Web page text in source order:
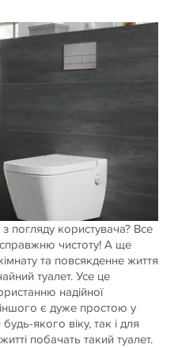
погляду користувача? Все
чистоту! А ще
та повсякденне життя
туалет. Усе це
надійної
іншого є дуже простою у
якого віку, так і для
побачать такий туалет.